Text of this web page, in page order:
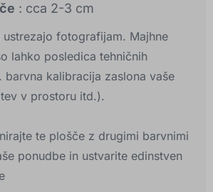
: cca 2-3 cm
ustrezajo fotografijam. Majhne
lahko posledica tehničnih
barvna kalibracija zaslona vaše
v prostoru itd.).
te plošče z drugimi barvnimi
ponudbe in ustvarite edinstven